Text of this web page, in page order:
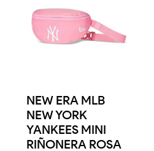
NEW ERA MLB
NEW YORK
YANKEES MINI
RIÑONERA ROSA